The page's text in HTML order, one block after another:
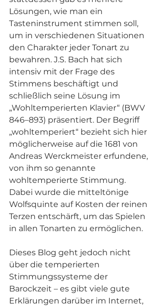
Lösungen, wie man ein
Tasteninstrument stimmen soll,
um in verschiedenen Situationen
den Charakter jeder Tonart zu
bewahren. J.S. Bach hat sich
intensiv mit der Frage des
Stimmens beschäftigt und
schließlich seine Lösung im
„Wohltemperierten Klavier“ (BWV
846–893) präsentiert. Der Begriff
„wohltemperiert“ bezieht sich hier
möglicherweise auf die 1681 von
Andreas Werckmeister erfundene,
von ihm so genannte
wohltemperierte Stimmung.
Dabei wurde die mitteltönige
Wolfsquinte auf Kosten der reinen
Terzen entschärft, um das Spielen
in allen Tonarten zu ermöglichen.
Dieses Blog geht jedoch nicht
über die temperierten
Stimmungssysteme der
Barockzeit – es gibt viele gute
Erklärungen darüber im Internet,